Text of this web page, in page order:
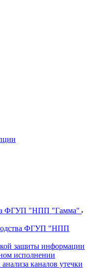
ФГУП "НПП "Гамма"
ФГУП "НПП
защиты информации
исполнении
каналов утечки